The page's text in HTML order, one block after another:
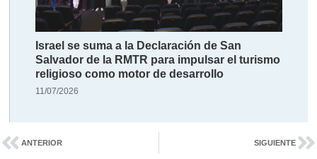
Israel se suma a la Declaración de San
Salvador de la RMTR para impulsar el turismo
religioso como motor de desarrollo
11/07/2026
ANTERIOR SIGUIENTE